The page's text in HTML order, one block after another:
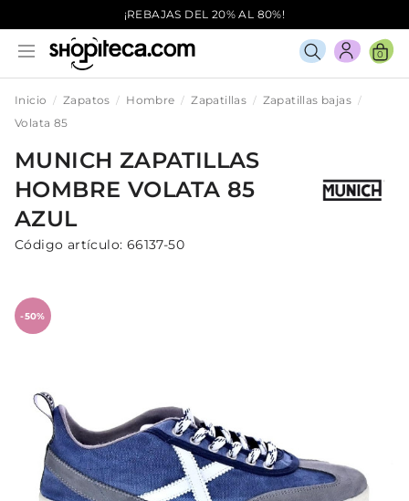
¡REBAJAS DEL 20% AL 80%!
0
Inicio Zapatos Hombre Zapatillas
Zapatillas bajas
Volata 85
MUNICH ZAPATILLAS
HOMBRE VOLATA 85
AZUL
Código artículo: 66137-50
-50%